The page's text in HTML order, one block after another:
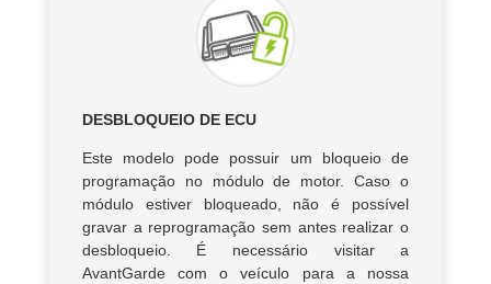
DESBLOQUEIO DE ECU
Este modelo pode possuir um bloqueio de
programação no módulo de motor. Caso o
módulo estiver bloqueado, não é possível
gravar a reprogramação sem antes realizar o
desbloqueio. É necessário visitar a
AvantGarde com o veículo para a nossa